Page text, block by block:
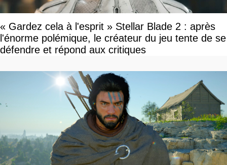
« Gardez cela à l'esprit » Stellar Blade 2 : après
l'énorme polémique, le créateur du jeu tente de se
défendre et répond aux critiques